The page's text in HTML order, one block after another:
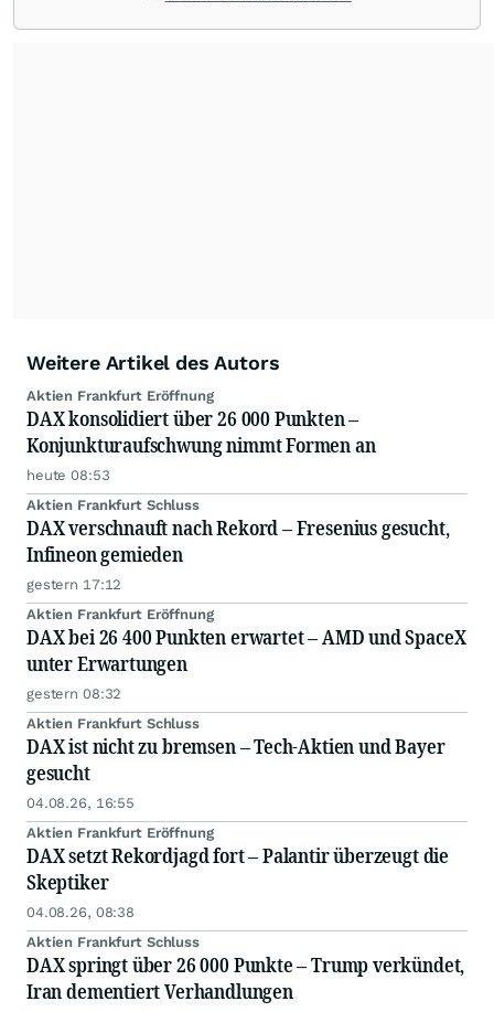
Weitere Artikel des Autors
Aktien Frankfurt Eröffnung
DAX konsolidiert über 26 000 Punkten –
Konjunkturaufschwung nimmt Formen an
heute 08:53
Aktien Frankfurt Schluss
DAX verschnauft nach Rekord – Fresenius gesucht,
Infineon gemieden
gestern 17:12
Aktien Frankfurt Eröffnung
DAX bei 26 400 Punkten erwartet – AMD und SpaceX
unter Erwartungen
gestern 08:32
Aktien Frankfurt Schluss
DAX ist nicht zu bremsen – Tech-Aktien und Bayer
gesucht
04.08.26, 16:55
Aktien Frankfurt Eröffnung
DAX setzt Rekordjagd fort – Palantir überzeugt die
Skeptiker
04.08.26, 08:38
Aktien Frankfurt Schluss
DAX springt über 26 000 Punkte – Trump verkündet,
Iran dementiert Verhandlungen